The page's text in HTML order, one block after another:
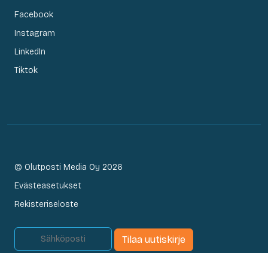
Facebook
Instagram
LinkedIn
Tiktok
© Olutposti Media Oy 2026
Evästeasetukset
Rekisteriseloste
Tilaa uutiskirje